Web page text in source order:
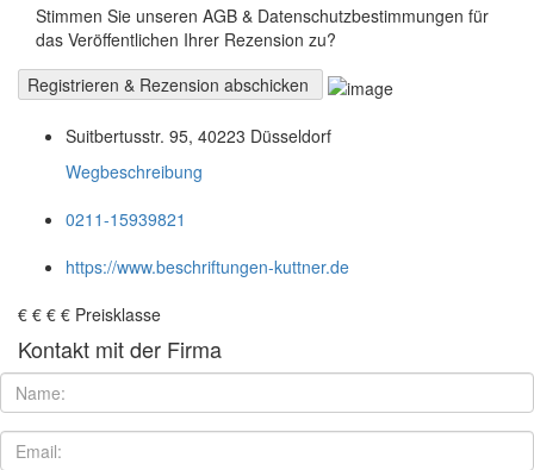
Stimmen Sie unseren AGB & Datenschutzbestimmungen für
das Veröffentlichen Ihrer Rezension zu?
Suitbertusstr. 95, 40223 Düsseldorf
Wegbeschreibung
0211-15939821
https://www.beschriftungen-kuttner.de
€ € € € Preisklasse
Kontakt mit der Firma